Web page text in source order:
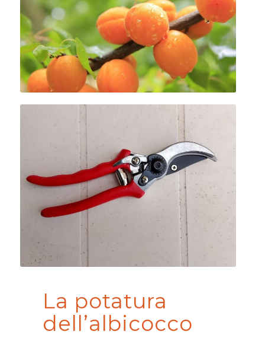
La potatura
dell’albicocco